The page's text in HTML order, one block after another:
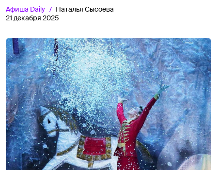
Афиша Daily
Наталья Сысоева
21 декабря 2025